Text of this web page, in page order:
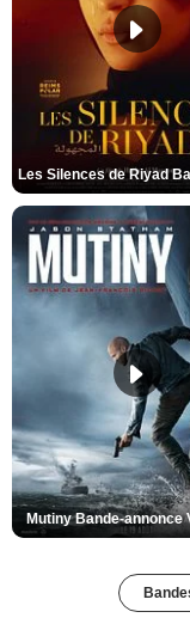
Mutiny Bande-annonce